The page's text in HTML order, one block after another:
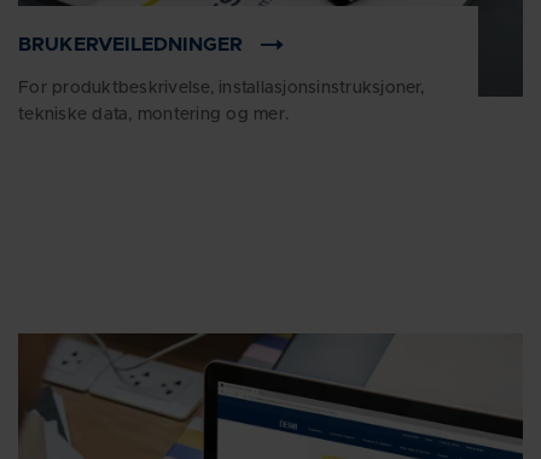
BRUKERVEILEDNINGER
For produktbeskrivelse, installasjonsinstruksjoner,
tekniske data, montering og mer.